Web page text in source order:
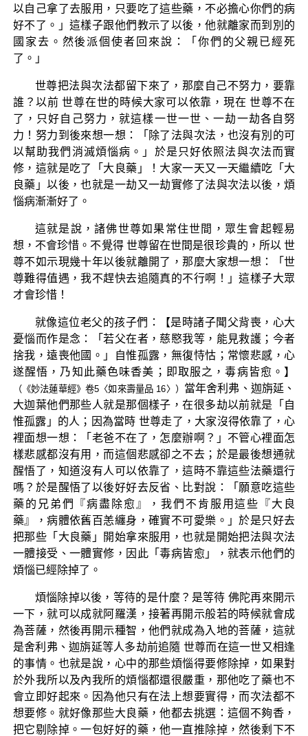
以自己拿了去服用，只要吃了這些藥，不必擔心你們的病
好不了。」這樣子跟他們教示了以後，他就離家而到別的
國家去。然後派個使者回來說：「你們的父親已經死
了。」
世尊把法與次法都留下來了，那麼自己不努力，要靠
誰？以前 世尊在世的時候大家可以依靠，現在 世尊不在
了，只好自己努力，就這樣一世一世、一劫一劫各自努
力！努力到後來想一想：「除了法與次法，也沒有別的可
以幫助我們消滅煩惱病。」於是只好依照法與次法而實
修，這就是吃了「大良藥」！大家一天又一天繼續吃「大
良藥」以後，也就是一劫又一劫實修了法與次法以後，煩
惱病漸漸好了。
這就是說，諸佛世尊如果常住世間，眾生會起輕易
想，不會珍惜。不覺得 世尊留在世間是很珍貴的，所以 世
尊不如示現幾十年以後就離開了，那麼大家想一想：「世
尊難得值遇，我不趕快去追隨真的不行啊！」這樣子大眾
才會珍惜！
就像這位老父的孩子們：【是時諸子聞父背喪，心大
憂惱而作是念：「若父在者，慈愍我等，能見救護；今者
捨我，遠喪他國。」自惟孤露，無復恃怙；常懷悲感，心
遂醒悟，乃知此藥色味香美；即取服之，毒病皆愈。】
（《妙法蓮華經》卷5〈如來壽量品 16〉） 當年舍利弗、迦旃延、
大迦葉他們那些人就是那個樣子，在很多劫以前就是「自
惟孤露」的人；因為當時 世尊走了，大家沒得依靠了，心
裡面想一想：「老爸不在了，怎麼辦啊？」不管心裡面怎
樣悲感都沒有用，而這個悲感卻之不去；於是最後想通就
醒悟了，知道沒有人可以依靠了，這時不靠這些法藥還行
嗎？於是醒悟了以後好好去反省、比對說：「願意吃這些
藥的兄弟們『病盡除愈』，我們不肯服用這些『大良
藥』，病體依舊百恙纏身，確實不可愛樂。」於是只好去
把那些「大良藥」開始拿來服用，也就是開始把法與次法
一體接受、一體實修，因此「毒病皆愈」，就表示他們的
煩惱已經除掉了。
煩惱除掉以後，等待的是什麼？是等待 佛陀再來開示
一下，就可以成就阿羅漢，接著再開示般若的時候就會成
為菩薩，然後再開示種智，他們就成為入地的菩薩，這就
是舍利弗、迦旃延等人多劫前追隨 世尊而在這一世又相逢
的事情。也就是說，心中的那些煩惱得要修除掉，如果對
於外我所以及內我所的煩惱都還很嚴重，那他吃了藥也不
會立即好起來。因為他只有在法上想要實得，而次法都不
想要修。就好像那些大良藥，他都去挑選：這個不夠香，
把它剔除掉。一包好好的藥，他一直推除掉，然後剩下不